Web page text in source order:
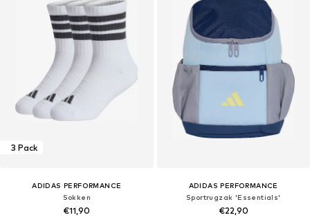
3 Pack
ADIDAS PERFORMANCE
Sokken
€11,90
ADIDAS PERFORMANCE
Sportrugzak 'Essentials'
€22,90